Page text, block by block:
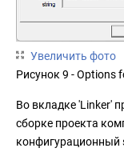
Увеличить фото
Рисунок 9 - Options
Во вкладке 'Linker'
сборке проекта
конфигурационный